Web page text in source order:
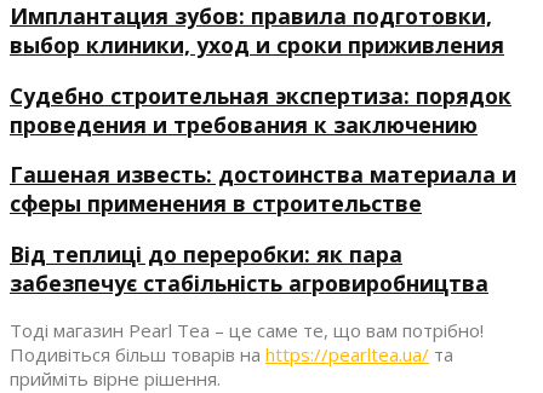
Имплантация зубов: правила подготовки,
выбор клиники, уход и сроки приживления
Судебно строительная экспертиза: порядок
проведения и требования к заключению
Гашеная известь: достоинства материала и
сферы применения в строительстве
Від теплиці до переробки: як пара
забезпечує стабільність агровиробництва
Тоді магазин Pearl Tea – це саме те, що вам потрібно!
Подивіться більш товарів на https://pearltea.ua/ та
прийміть вірне рішення.